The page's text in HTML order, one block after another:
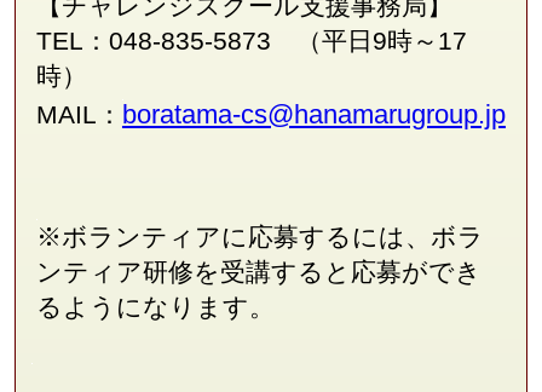
【チャレンジスクール支援事務局】
TEL：048-835-5873 （平日9時～17
時）
MAIL： boratama-cs@hanamarugroup.jp
※ボランティアに応募するには、ボラ
ンティア研修を受講すると応募ができ
るようになります。